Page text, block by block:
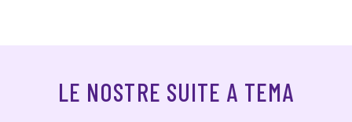
LE NOSTRE SUITE A TEMA